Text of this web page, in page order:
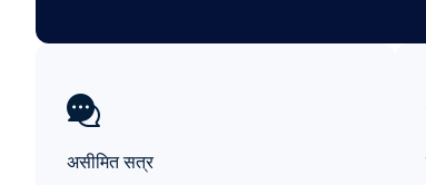
असीमित सत्र